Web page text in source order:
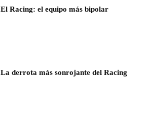
El Racing: el equipo más bipolar
La derrota más sonrojante del Racing